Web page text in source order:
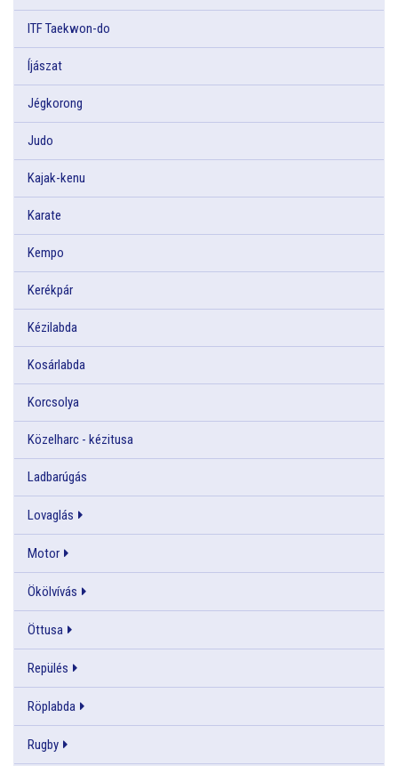
ITF Taekwon-do
Íjászat
Jégkorong
Judo
Kajak-kenu
Karate
Kempo
Kerékpár
Kézilabda
Kosárlabda
Korcsolya
Közelharc - kézitusa
Ladbarúgás
Lovaglás
Motor
Ökölvívás
Öttusa
Repülés
Röplabda
Rugby